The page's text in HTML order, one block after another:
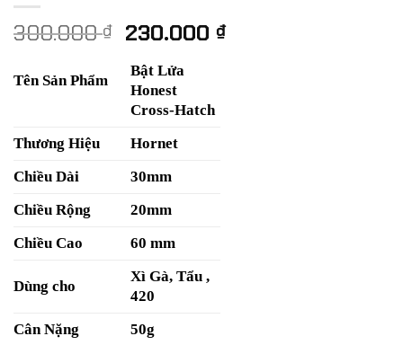
300.000₫ Giá
là:
300.000 ₫.
230.000 ₫Giá
Tên Sản Phẩm
Bật Lửa
Honest
Cross-Hatch
Thương Hiệu
Hornet
Chiều Dài
30mm
Chiều Rộng
20mm
Chiều Cao
60 mm
Dùng cho
Xì Gà, Tẩu ,
420
Cân Nặng
50g